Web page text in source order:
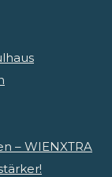
– WIENXTRA